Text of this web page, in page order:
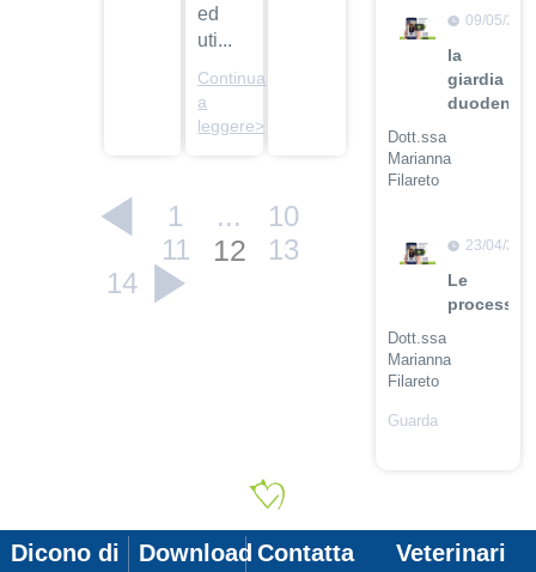
ed
uti...
Continua
a
leggere>
1 ...
10
11
12
13
14
09/05/
la
giardia
Dott.ssa
Marianna
Filareto
il video
23/04/
Le
Dott.ssa
Marianna
Filareto
Guarda
Pet
con
Dicono di
Download Contatta
Veterinari